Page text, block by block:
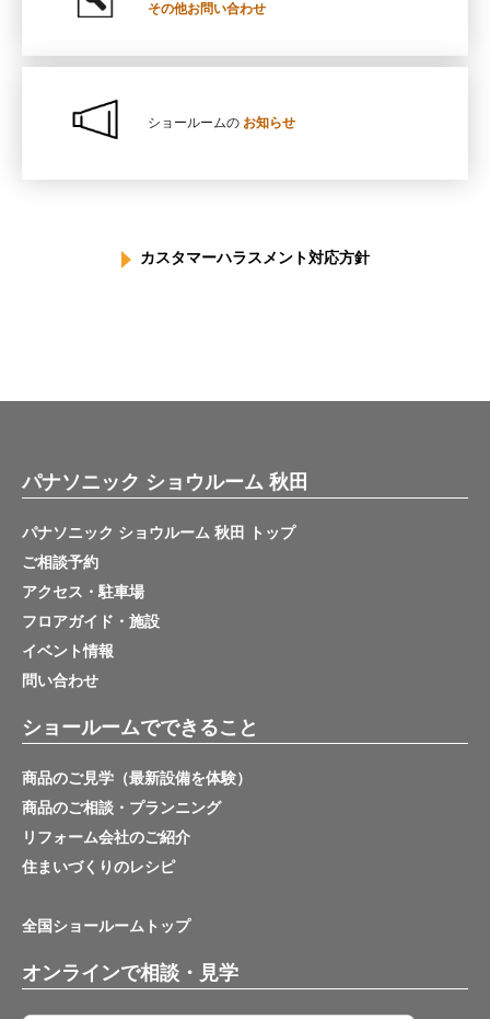
その他お問い合わせ
ショールームの お知らせ
カスタマーハラスメント対応方針
パナソニック ショウルーム 秋田
パナソニック ショウルーム 秋田 トップ
ご相談予約
アクセス・駐車場
フロアガイド・施設
イベント情報
問い合わせ
ショールームでできること
商品のご見学（最新設備を体験）
商品のご相談・プランニング
リフォーム会社のご紹介
住まいづくりのレシピ
全国ショールームトップ
オンラインで相談・見学